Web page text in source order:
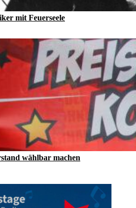
mit Feuerseele
wählbar machen